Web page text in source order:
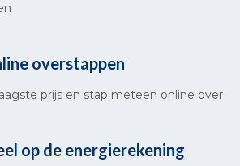
overstappen
prijs en stap meteen online over
op de energierekening